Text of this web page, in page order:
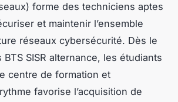
forme des techniciens aptes
et maintenir l’ensemble
réseaux cybersécurité. Dès le
SISR alternance, les étudiants
centre de formation et
favorise l’acquisition de